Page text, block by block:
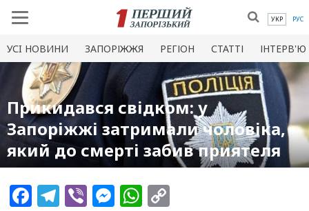
УКР РУС
УСI НОВИНИ ЗАПОРІЖЖЯ РЕГІОН СТАТТІ ІНТЕРВ'Ю
Прикидався свідком: у
Запоріжжі затримали чоловіка,
який до смерті забив приятеля
Facebook
Telegram
ViberMessenger
WhatsApp